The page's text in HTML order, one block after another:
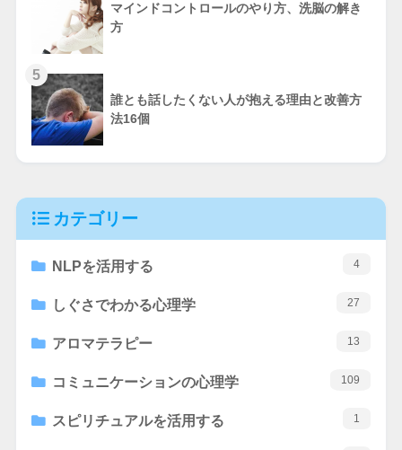
マインドコントロールのやり方、洗脳の解き
方
5
誰とも話したくない人が抱える理由と改善方
法16個
カテゴリー
NLPを活用する 4
しぐさでわかる心理学 27
アロマテラピー 13
コミュニケーションの心理学 109
スピリチュアルを活用する 1